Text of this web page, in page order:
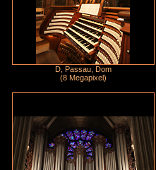
D, Passau, Dom
(8 Megapixel)